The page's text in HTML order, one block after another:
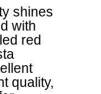
shines
with
red
quality,